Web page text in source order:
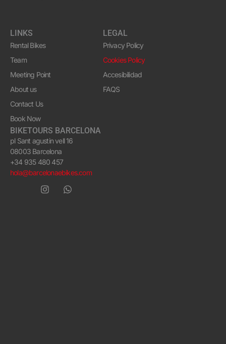
LINKS
Rental Bikes
Team
Meeting Point
About us
Contact Us
Book Now
LEGAL
Privacy Policy
Cookies Policy
Accesibilidad
FAQS
BIKETOURS BARCELONA
pl Sant agustin vell 16
08003 Barcelona
+34 935 480 457
hola@barcelonaebikes.com